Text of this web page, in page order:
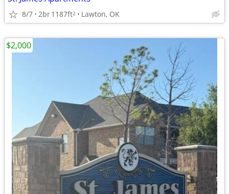
8/7 2br1187ft2 Lawton, OK
$2,000